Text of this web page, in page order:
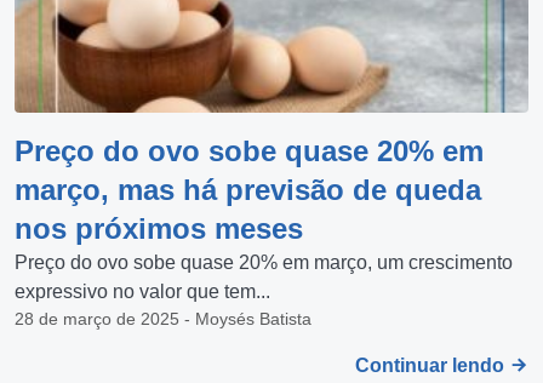
Preço do ovo sobe quase 20% em
março, mas há previsão de queda
nos próximos meses
Preço do ovo sobe quase 20% em março, um crescimento
expressivo no valor que tem...
28 de março de 2025 - Moysés Batista
Continuar lendo